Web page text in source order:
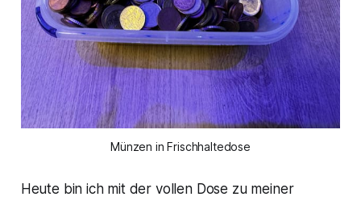
Münzen in Frischhaltedose
Heute bin ich mit der vollen Dose zu meiner